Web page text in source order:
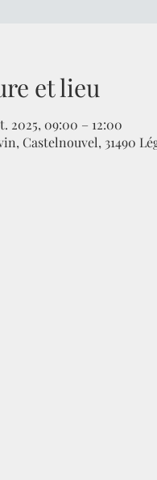
et lieu
2025, 09:00 – 12:00
Castelnouvel, 31490